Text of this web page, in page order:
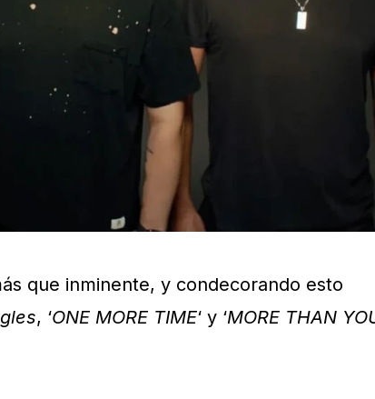
que inminente, y condecorando esto
, ‘ONE MORE TIME‘ y ‘MORE THAN